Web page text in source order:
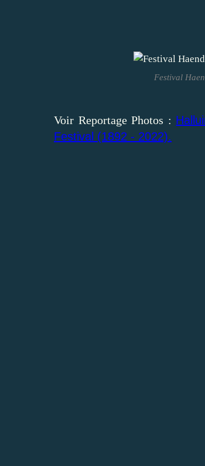
Festival
Voir Reportage Photos :
Festival (1892 - 2022).